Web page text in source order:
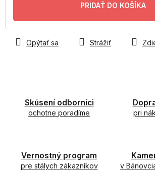
PRIDAŤ DO KOŠÍKA
Skúsení odborníci
ochotne poradíme pri
Vernostný program
pre stálych zákazníkov v
Opýtať sa Strážiť